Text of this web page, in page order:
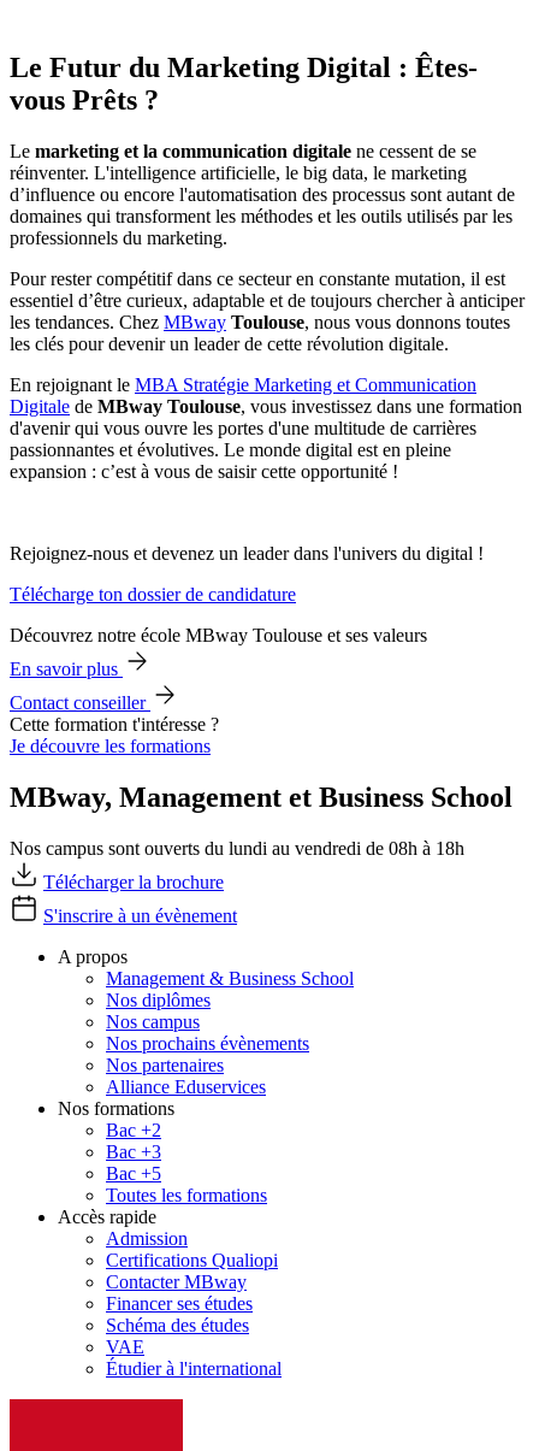
Le Futur du Marketing Digital : Êtes-
vous Prêts ?
Le marketing et la communication digitale ne cessent de se
réinventer. L'intelligence artificielle, le big data, le marketing
d’influence ou encore l'automatisation des processus sont autant de
domaines qui transforment les méthodes et les outils utilisés par les
professionnels du marketing.
Pour rester compétitif dans ce secteur en constante mutation, il est
essentiel d’être curieux, adaptable et de toujours chercher à anticiper
les tendances. Chez MBway Toulouse, nous vous donnons toutes
les clés pour devenir un leader de cette révolution digitale.
En rejoignant le MBA Stratégie Marketing et Communication
Digitale de MBway Toulouse, vous investissez dans une formation
d'avenir qui vous ouvre les portes d'une multitude de carrières
passionnantes et évolutives. Le monde digital est en pleine
expansion : c’est à vous de saisir cette opportunité !
Rejoignez-nous et devenez un leader dans l'univers du digital !
Télécharge ton dossier de candidature
Découvrez notre école MBway Toulouse et ses valeurs
En savoir plus
Contact conseiller
Cette formation t'intéresse ?
Je découvre les formations
MBway, Management et Business School
Nos campus sont ouverts du lundi au vendredi de 08h à 18h
Télécharger la brochure
S'inscrire à un évènement
A propos
Management & Business School
Nos diplômes
Nos campus
Nos prochains évènements
Nos partenaires
Alliance Eduservices
Nos formations
Bac +2
Bac +3
Bac +5
Toutes les formations
Accès rapide
Admission
Certifications Qualiopi
Contacter MBway
Financer ses études
Schéma des études
VAE
Étudier à l'international